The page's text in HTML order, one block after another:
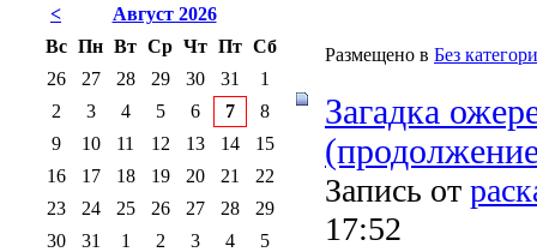
Размещено в Без
Загадка
Запись от
17:52
<
Август 2026
Вс Пн Вт Ср Чт Пт Сб
26
27 28 29 30 31
1
2
3 4 5 6 7
8
9
10 11 12 13 14
15
16
17 18 19 20 21
22
23
24 25 26 27 28
29
30
31 1 2 3 4 5